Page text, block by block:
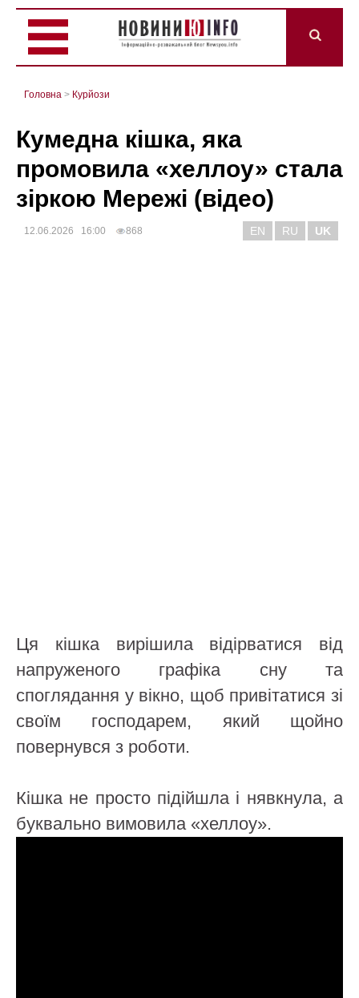
Головна > Курйози
Кумедна кішка, яка
промовила «хеллоу» стала
зіркою Мережі (відео)
12.06.2026 16:00 868 EN RU UK
Ця кішка вирішила відірватися від
напруженого графіка сну та
споглядання у вікно, щоб привітатися зі
своїм господарем, який щойно
повернувся з роботи.
Кішка не просто підійшла і нявкнула, а
буквально вимовила «хеллоу».